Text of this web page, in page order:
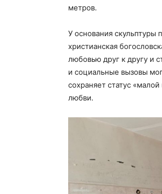
метров.
У основания скульптуры
христианская
любовью друг к другу и
и социальные вызовы
сохраняет статус
любви.